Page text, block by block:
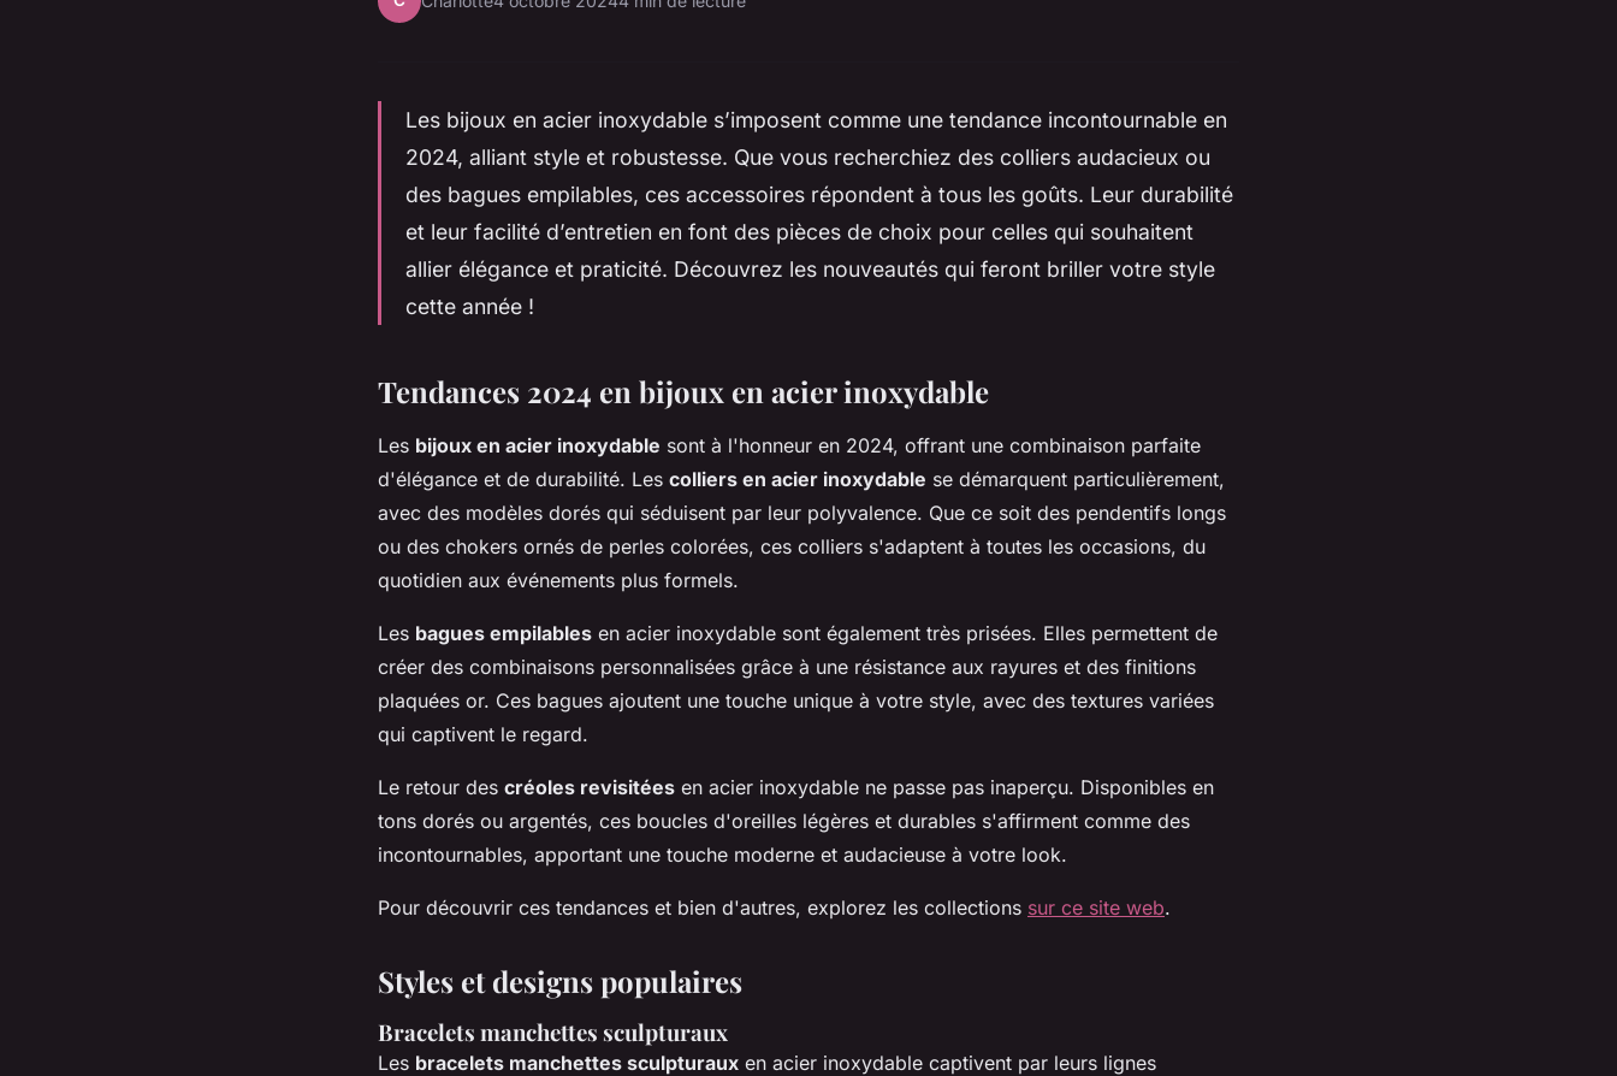
Les bijoux en acier inoxydable s’imposent comme une tendance incontournable en
2024, alliant style et robustesse. Que vous recherchiez des colliers audacieux ou
des bagues empilables, ces accessoires répondent à tous les goûts. Leur durabilité
et leur facilité d’entretien en font des pièces de choix pour celles qui souhaitent
allier élégance et praticité. Découvrez les nouveautés qui feront briller votre style
cette année !
Tendances 2024 en bijoux en acier inoxydable
Les bijoux en acier inoxydable sont à l'honneur en 2024, offrant une combinaison parfaite
d'élégance et de durabilité. Les colliers en acier inoxydable se démarquent particulièrement,
avec des modèles dorés qui séduisent par leur polyvalence. Que ce soit des pendentifs longs
ou des chokers ornés de perles colorées, ces colliers s'adaptent à toutes les occasions, du
quotidien aux événements plus formels.
Les bagues empilables en acier inoxydable sont également très prisées. Elles permettent de
créer des combinaisons personnalisées grâce à une résistance aux rayures et des finitions
plaquées or. Ces bagues ajoutent une touche unique à votre style, avec des textures variées
qui captivent le regard.
Le retour des créoles revisitées en acier inoxydable ne passe pas inaperçu. Disponibles en
tons dorés ou argentés, ces boucles d'oreilles légères et durables s'affirment comme des
incontournables, apportant une touche moderne et audacieuse à votre look.
Pour découvrir ces tendances et bien d'autres, explorez les collections sur ce site web.
Styles et designs populaires
Bracelets manchettes sculpturaux
Les bracelets manchettes sculpturaux en acier inoxydable captivent par leurs lignes